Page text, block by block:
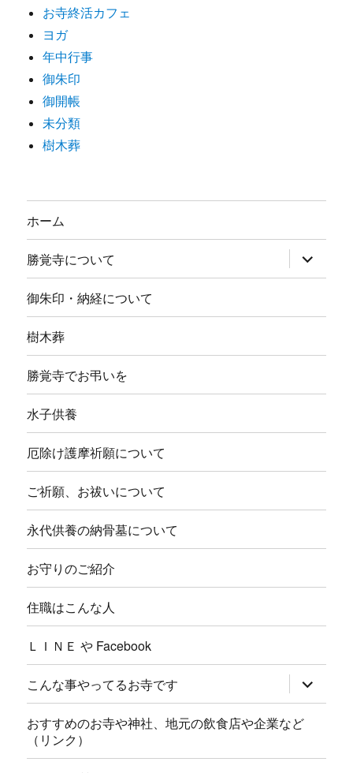
お寺終活カフェ
ヨガ
年中行事
御朱印
御開帳
未分類
樹木葬
ホーム
勝覚寺について サ
ブ
メ
ー
開
御朱印・納経について
樹木葬
勝覚寺でお弔いを
水子供養
厄除け護摩祈願について
ご祈願、お祓いについて
永代供養の納骨墓について
お守りのご紹介
住職はこんな人
ＬＩＮＥ や Facebook
こんな事やってるお寺です サ
ブ
メ
ニ
ュ
を
おすすめのお寺や神社、地元の飲食店や企業など
（リンク）